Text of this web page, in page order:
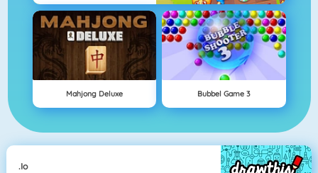
Mahjong Deluxe Bubbel Game 3
.io